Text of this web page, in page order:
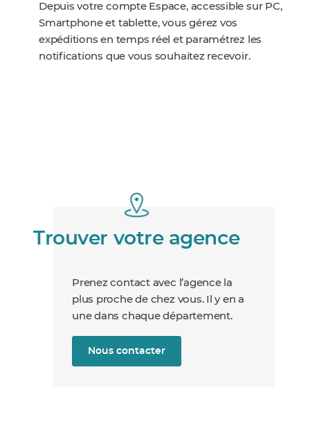
Depuis votre compte Espace, accessible sur PC,
Smartphone et tablette, vous gérez vos
expéditions en temps réel et paramétrez les
notifications que vous souhaitez recevoir.
Trouver votre agence
Prenez contact avec l’agence la
plus proche de chez vous. Il y en a
une dans chaque département.
Nous contacter